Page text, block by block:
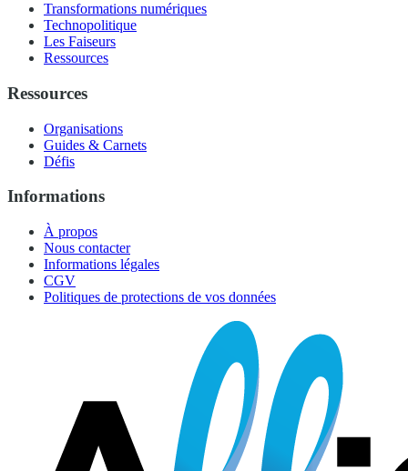
Transformations numériques
Technopolitique
Les Faiseurs
Ressources
Ressources
Organisations
Guides & Carnets
Défis
Informations
À propos
Nous contacter
Informations légales
CGV
Politiques de protections de vos données